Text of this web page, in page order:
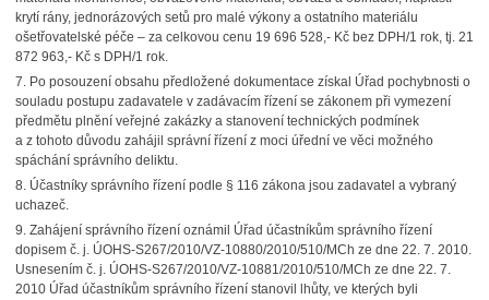
krytí rány, jednorázových setů pro malé výkony a ostatního materiálu
ošetřovatelské péče – za celkovou cenu 19 696 528,- Kč bez DPH/1 rok, tj. 21
872 963,- Kč s DPH/1 rok.
7. Po posouzení obsahu předložené dokumentace získal Úřad pochybnosti o
souladu postupu zadavatele v zadávacím řízení se zákonem při vymezení
předmětu plnění veřejné zakázky a stanovení technických podmínek
a z tohoto důvodu zahájil správní řízení z moci úřední ve věci možného
spáchání správního deliktu.
8. Účastníky správního řízení podle § 116 zákona jsou zadavatel a vybraný
uchazeč.
9. Zahájení správního řízení oznámil Úřad účastníkům správního řízení
dopisem č. j. ÚOHS-S267/2010/VZ-10880/2010/510/MCh ze dne 22. 7. 2010.
Usnesením č. j. ÚOHS-S267/2010/VZ-10881/2010/510/MCh ze dne 22. 7.
2010 Úřad účastníkům správního řízení stanovil lhůty, ve kterých byli